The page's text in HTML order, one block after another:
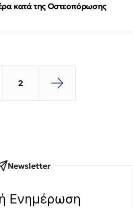
κατά της Οστεοπόρωσης
2
Newsletter
Eνημέρωση